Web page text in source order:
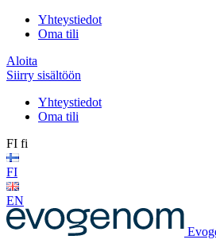
Yhteystiedot
Oma tili
Aloita
Siirry sisältöön
Yhteystiedot
Oma tili
FI fi
FI
EN